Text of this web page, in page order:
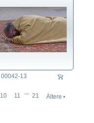
00042-13
10 11 ... 21 Ältere 🢒